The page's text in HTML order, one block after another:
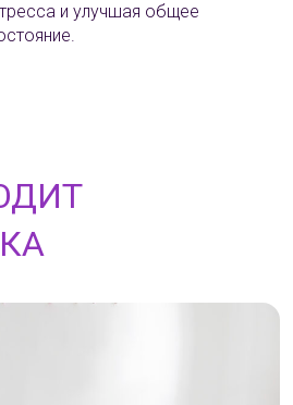
и улучшая общее